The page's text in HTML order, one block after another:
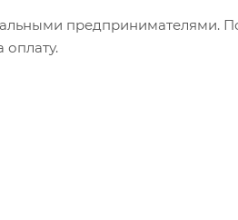
предпринимателями.
оплату.